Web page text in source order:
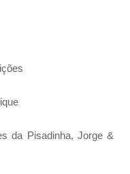
da Pisadinha, Jorge &